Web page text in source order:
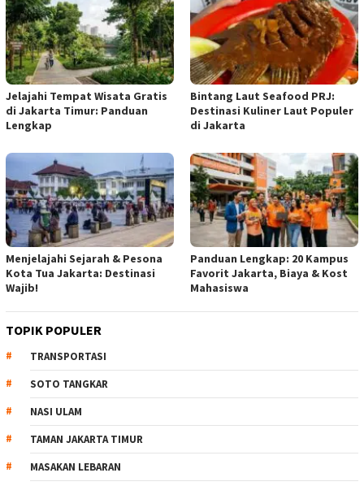
Jelajahi Tempat Wisata Gratis
di Jakarta Timur: Panduan
Lengkap
Bintang Laut Seafood PRJ:
Destinasi Kuliner Laut Populer
di Jakarta
Menjelajahi Sejarah & Pesona
Kota Tua Jakarta: Destinasi
Wajib!
Panduan Lengkap: 20 Kampus
Favorit Jakarta, Biaya & Kost
Mahasiswa
TOPIK POPULER
TRANSPORTASI
SOTO TANGKAR
NASI ULAM
TAMAN JAKARTA TIMUR
MASAKAN LEBARAN